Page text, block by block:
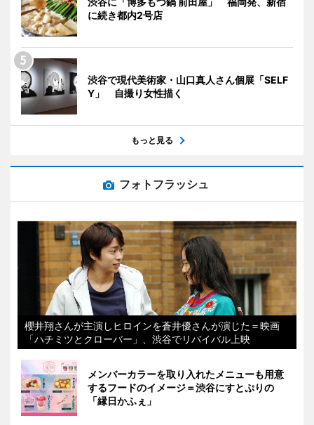
に続き都内2号店
渋谷で現代美術家・山口真人さん個展「SELF
Y」 自撮り女性描く
もっと見る
フォトフラッシュ
櫻井翔さんが主演しヒロインを蒼井優さんが演じた＝映画
「ハチミツとクローバー」、渋谷でリバイバル上映
メンバーカラーを取り入れたメニューも用意
するフードのイメージ＝渋谷にすとぷりの
「縁日かふぇ」